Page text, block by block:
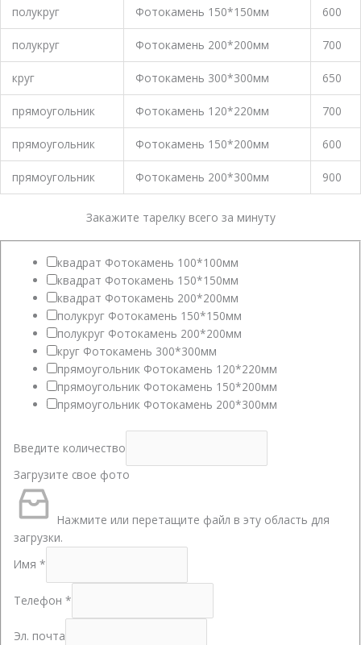
полукруг Фотокамень 150*150мм 600
полукруг Фотокамень 200*200мм 700
круг Фотокамень 300*300мм 650
прямоугольник Фотокамень 120*220мм 700
прямоугольник Фотокамень 150*200мм 600
прямоугольник Фотокамень 200*300мм 900
Закажите тарелку всего за минуту
квадрат Фотокамень 100*100мм
квадрат Фотокамень 150*150мм
квадрат Фотокамень 200*200мм
полукруг Фотокамень 150*150мм
полукруг Фотокамень 200*200мм
круг Фотокамень 300*300мм
прямоугольник Фотокамень 120*220мм
прямоугольник Фотокамень 150*200мм
прямоугольник Фотокамень 200*300мм
Введите количество
Загрузите свое фото
Нажмите или перетащите файл в эту область для
загрузки.
Имя *
Телефон *
Эл. почта